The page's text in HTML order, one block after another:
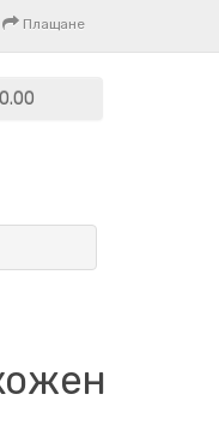
Плащане